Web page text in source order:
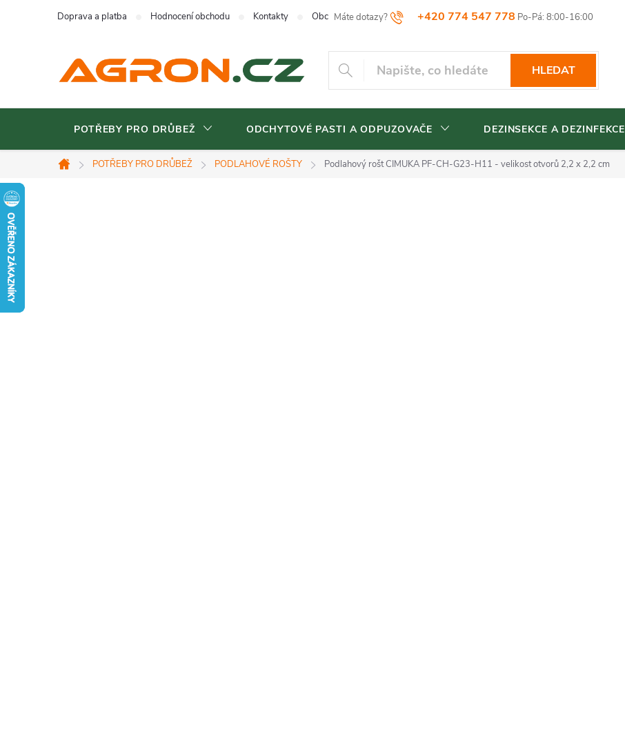
+420 774 547 778
Doprava a platba Hodnocení obchodu Kontakty Obchodní podmínky Reklamační řád Vrácení zboží Blog
HLEDAT
POTŘEBY PRO DRŮBEŽ ODCHYTOVÉ PASTI A ODPUZOVAČE DEZINSEKCE A DEZINFEKCE
Domů
POTŘEBY PRO DRŮBEŽ PODLAHOVÉ ROŠTY Podlahový rošt CIMUKA PF-CH-G23-H11 - velikost otvorů 2,2 x 2,2 cm